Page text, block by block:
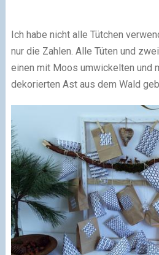
Ich habe nicht alle Tütchen
nur die Zahlen. Alle Tüten und
einen mit Moos umwickelten und
dekorierten Ast aus dem Wald